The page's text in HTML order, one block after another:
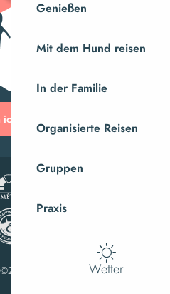
Genießen
Mit dem Hund reisen
In der Familie
Organisierte Reisen
Gruppen
Praxis
Wetter
kommen?
©2023 Villedieu-les-Poêles Intercom